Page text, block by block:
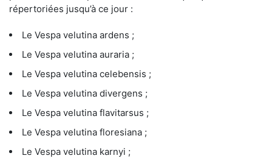
répertoriées jusqu’à ce jour :
Le Vespa velutina ardens ;
Le Vespa velutina auraria ;
Le Vespa velutina celebensis ;
Le Vespa velutina divergens ;
Le Vespa velutina flavitarsus ;
Le Vespa velutina floresiana ;
Le Vespa velutina karnyi ;